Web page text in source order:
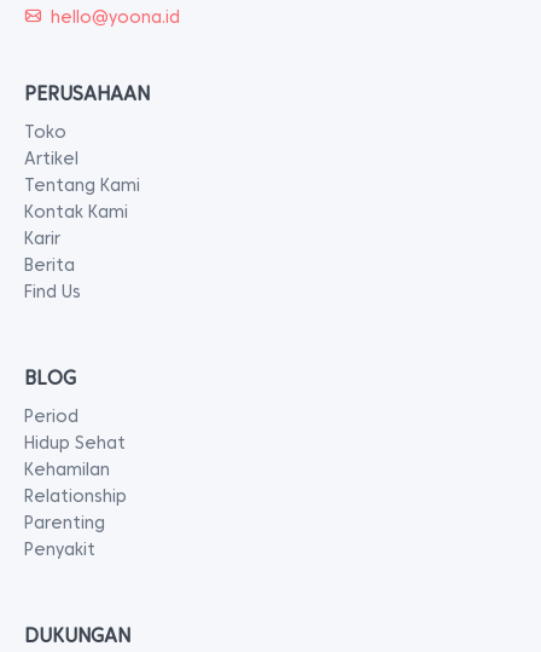
hello@yoona.id
PERUSAHAAN
Toko
Artikel
Tentang Kami
Kontak Kami
Karir
Berita
Find Us
BLOG
Period
Hidup Sehat
Kehamilan
Relationship
Parenting
Penyakit
DUKUNGAN